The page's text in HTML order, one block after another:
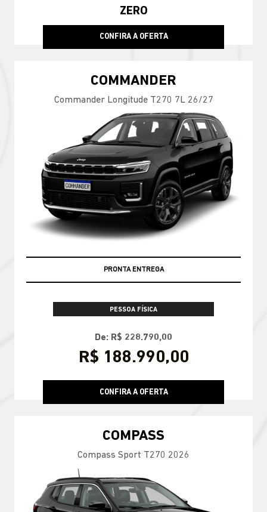
ZERO
CONFIRA A OFERTA
COMMANDER
Commander Longitude T270 7L 26/27
PRONTA ENTREGA
PESSOA FÍSICA
De: R$ 228.790,00
R$ 188.990,00
CONFIRA A OFERTA
COMPASS
Compass Sport T270 2026